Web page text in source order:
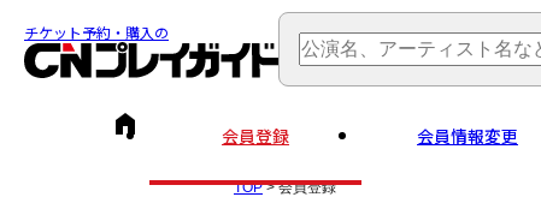
チケット予約・購入の
会員登録 会員情報変更
TOP> 会員登録